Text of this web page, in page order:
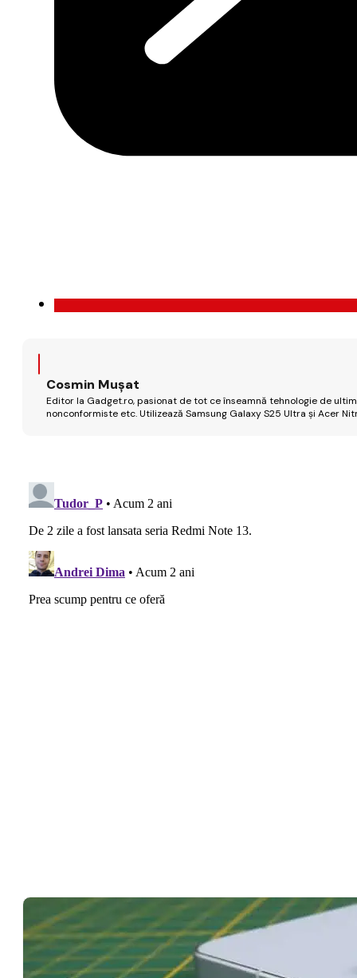
Cosmin Mușat
Editor la Gadget.ro, pasionat de tot ce înseamnă tehnologie de
nonconformiste etc. Utilizează Samsung Galaxy S25 Ultra și Acer